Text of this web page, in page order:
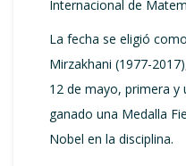
Internacional de
La fecha se eligió
Mirzakhani (1977-
12 de mayo, primera y
ganado una Medalla
Nobel en la disciplina.